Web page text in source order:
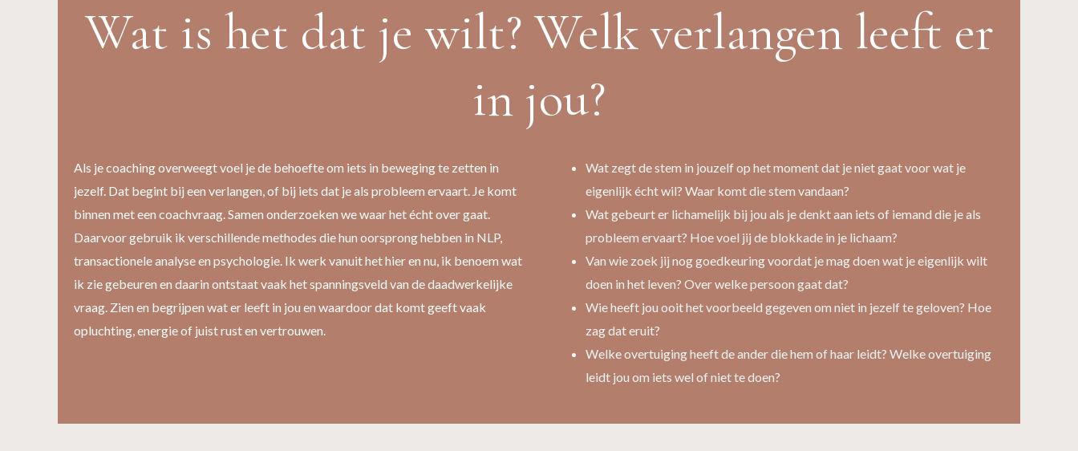
Wat is het dat je wilt? Welk verlangen leeft er
in jou?
Als je coaching overweegt voel je de behoefte om iets in beweging te zetten in
jezelf. Dat begint bij een verlangen, of bij iets dat je als probleem ervaart. Je komt
binnen met een coachvraag. Samen onderzoeken we waar het écht over gaat.
Daarvoor gebruik ik verschillende methodes die hun oorsprong hebben in NLP,
transactionele analyse en psychologie. Ik werk vanuit het hier en nu, ik benoem wat
ik zie gebeuren en daarin ontstaat vaak het spanningsveld van de daadwerkelijke
vraag. Zien en begrijpen wat er leeft in jou en waardoor dat komt geeft vaak
opluchting, energie of juist rust en vertrouwen.
Wat zegt de stem in jouzelf op het moment dat je niet gaat voor wat je
eigenlijk écht wil? Waar komt die stem vandaan?
Wat gebeurt er lichamelijk bij jou als je denkt aan iets of iemand die je als
probleem ervaart? Hoe voel jij de blokkade in je lichaam?
Van wie zoek jij nog goedkeuring voordat je mag doen wat je eigenlijk wilt
doen in het leven? Over welke persoon gaat dat?
Wie heeft jou ooit het voorbeeld gegeven om niet in jezelf te geloven? Hoe
zag dat eruit?
Welke overtuiging heeft de ander die hem of haar leidt? Welke overtuiging
leidt jou om iets wel of niet te doen?